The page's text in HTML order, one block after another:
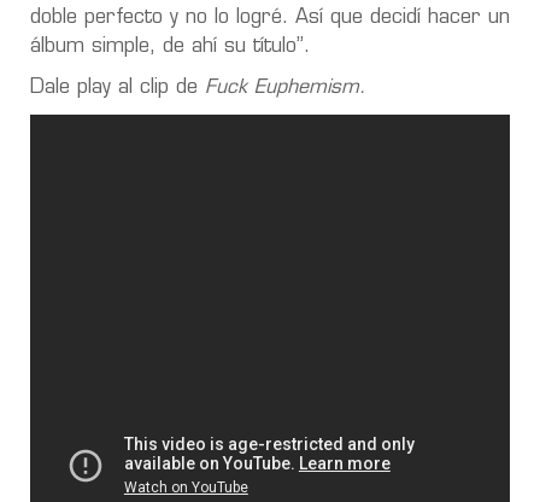
doble perfecto y no lo logré. Así que decidí hacer un
álbum simple, de ahí su título”.
Dale play al clip de Fuck Euphemism.